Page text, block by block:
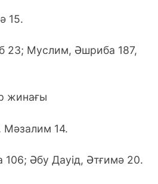
15.
23; Муслим, Әшриба 187,
жинағы
Мәзалим 14.
Әбу Дауід, Әтғимә 20.